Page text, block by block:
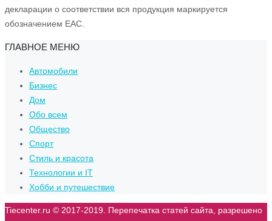
декларации о соответствии вся продукция маркируется
обозначением ЕАС.
ГЛАВНОЕ МЕНЮ
Автомобили
Бизнес
Дом
Обо всем
Общество
Спорт
Стиль и красота
Технологии и IT
Хобби и путешествие
Tiecenter.ru © 2017-2019. Перепечатка статей сайта, разрешено